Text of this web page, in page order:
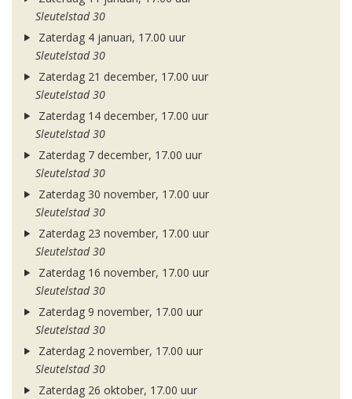
Sleutelstad 30
Zaterdag 4 januari, 17.00 uur
Sleutelstad 30
Zaterdag 21 december, 17.00 uur
Sleutelstad 30
Zaterdag 14 december, 17.00 uur
Sleutelstad 30
Zaterdag 7 december, 17.00 uur
Sleutelstad 30
Zaterdag 30 november, 17.00 uur
Sleutelstad 30
Zaterdag 23 november, 17.00 uur
Sleutelstad 30
Zaterdag 16 november, 17.00 uur
Sleutelstad 30
Zaterdag 9 november, 17.00 uur
Sleutelstad 30
Zaterdag 2 november, 17.00 uur
Sleutelstad 30
Zaterdag 26 oktober, 17.00 uur